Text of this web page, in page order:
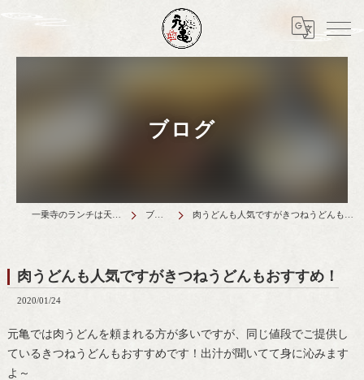
ブログ
ブログ 肉うどんも人気ですがきつねうどんもおすすめ！
肉うどんも人気ですがきつねうどんもおすすめ！
2020/01/24
元亀では肉うどんを頼まれる方が多いですが、同じ値段でご提供し
ているきつねうどんもおすすめです！出汁が聞いてて身に沁みます
よ～